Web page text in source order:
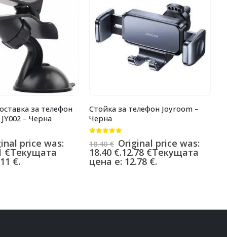
за телефон
– Черна
price was:
€Текущата
€.
Стойка за телефон Joyroom –
Черна
18.40€ Original price was:
18.40 €.12.78 €Текущата
цена е: 12.78 €.